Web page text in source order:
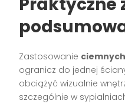
Zastosowanie
ogranicz do jednej
obciążyć wizualnie
szczególnie w